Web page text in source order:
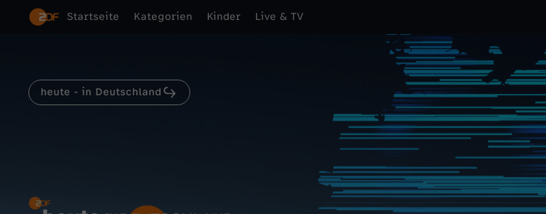
Startseite Kategorien Kinder Live & TV
heute - in Deutschland